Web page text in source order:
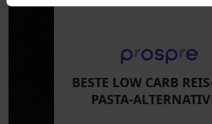
BESTE LOW CARB
PASTA-